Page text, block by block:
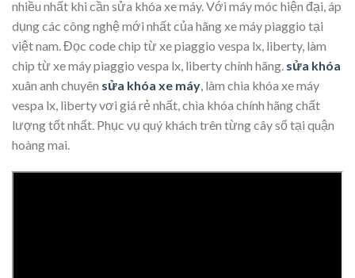
nhiều nhất khi cần sửa khóa xe máy. Với máy móc hiện đại, áp
dụng các công nghệ mới nhất của hãng xe máy piaggio tại
việt nam. Đọc code chip từ xe piaggio vespa lx, liberty, làm
chip từ xe máy piaggio vespa lx, liberty chính hãng. sửa khóa
xuân anh chuyên sửa khóa xe máy, làm chìa khóa xe máy
vespa lx, liberty vơi giá rẻ nhất, chìa khóa chính hãng chất
lượng tốt nhất. Phục vụ quý khách trên từng cây số tại quận
hoàng mai.